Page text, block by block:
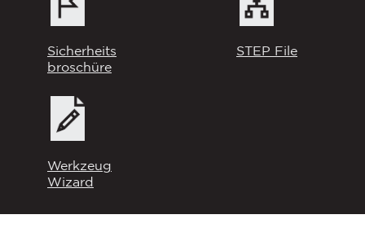
Sicherheits
broschüre
STEP File
Werkzeug
Wizard
If you have a question, comment, or need
information, don’t hesitate to ask. Use the
representative in your region message.